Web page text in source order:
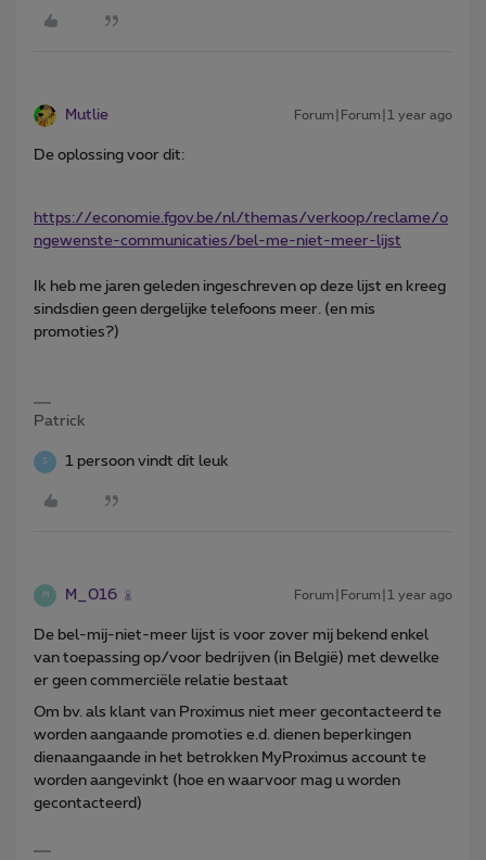
Mutlie Forum|Forum|1 year ago
De oplossing voor dit:
https://economie.fgov.be/nl/themas/verkoop/reclame/o
ngewenste-communicaties/bel-me-niet-meer-lijst
Ik heb me jaren geleden ingeschreven op deze lijst en kreeg
sindsdien geen dergelijke telefoons meer. (en mis
promoties?)
Patrick
S 1 persoon vindt dit leuk
M M_016 Forum|Forum|1 year ago
De bel-mij-niet-meer lijst is voor zover mij bekend enkel
van toepassing op/voor bedrijven (in België) met dewelke
er geen commerciële relatie bestaat
Om bv. als klant van Proximus niet meer gecontacteerd te
worden aangaande promoties e.d. dienen beperkingen
dienaangaande in het betrokken MyProximus account te
worden aangevinkt (hoe en waarvoor mag u worden
gecontacteerd)